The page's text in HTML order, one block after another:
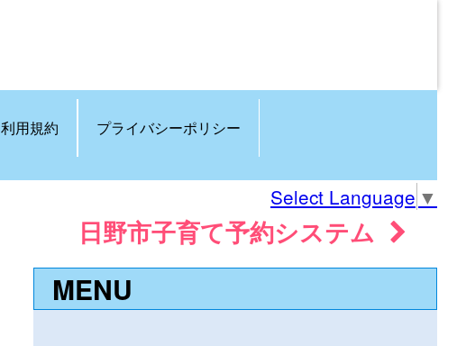
利用規約 プライバシーポリシー
Select Language ▼
日野市子育て予約システム
MENU